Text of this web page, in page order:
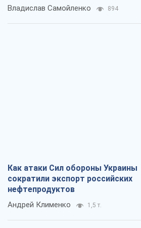
Владислав Самойленко 894
Как атаки Сил обороны Украины
сократили экспорт российских
нефтепродуктов
Андрей Клименко 1,5 т.